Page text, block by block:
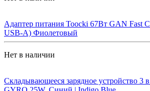
Адаптер питания Toocki 67Вт GAN Fast
USB-A) Фиолетовый
Нет в наличии
Складывающееся зарядное устройство 3